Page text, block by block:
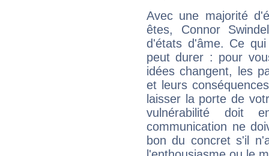
Avec une majorité
êtes, Connor
d'états d'âme. Ce
peut durer : pour
idées changent, les
et leurs
laisser la porte de
vulnérabilité doit
communication ne
bon du concret s'il